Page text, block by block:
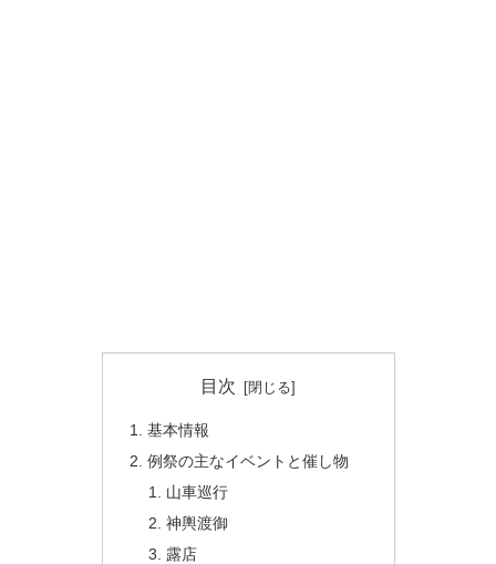
目次
基本情報
例祭の主なイベントと催し物
山車巡行
神輿渡御
露店